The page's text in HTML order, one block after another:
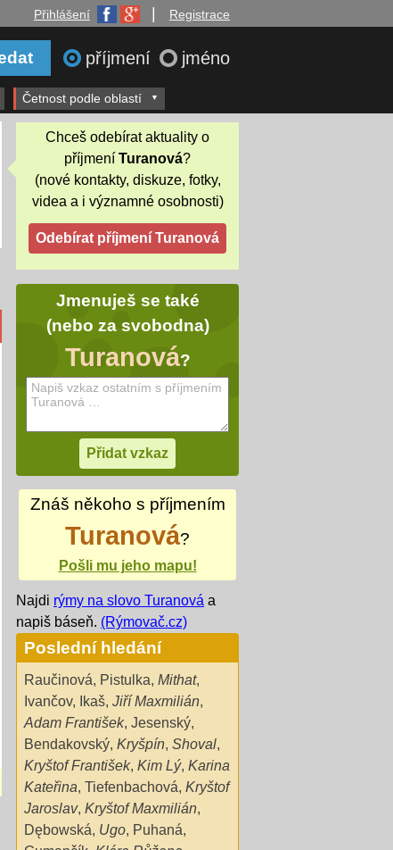
Přihlášení Registrace
příjmení jméno
Četnost podle oblastí
Chceš odebírat aktuality o
příjmení Turanová?
(nové kontakty, diskuze, fotky,
videa a i významné osobnosti)
Jmenuješ se také
(nebo za svobodna)
Turanová?
Znáš někoho s příjmením
Turanová?
Pošli mu jeho mapu!
Najdi rýmy na slovo Turanová a
napiš báseň. (Rýmovač.cz)
Poslední hledání
Raučinová, Pistulka, Mithat,
Ivančov, Ikaš, Jiří Maxmilián,
Adam František, Jesenský,
Bendakovský, Kryšpín, Shoval,
Kryštof František, Kim Lý, Karina
Kateřina, Tiefenbachová, Kryštof
Jaroslav, Kryštof Maxmilián,
Dębowská, Ugo, Puhaná,